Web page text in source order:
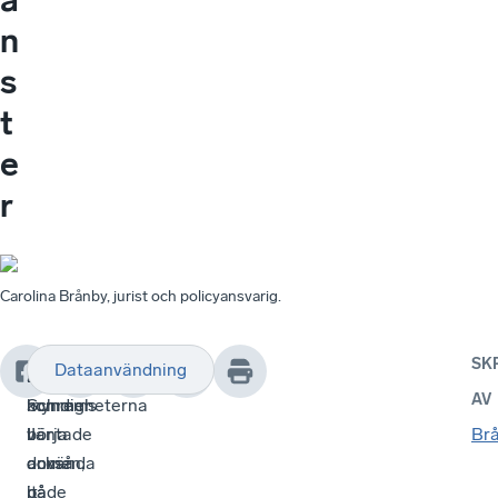
n
s
t
e
r
Carolina Brånby, jurist och policyansvarig.
Efter
Schrems
II-
domen,
it-
Skatteverket
kommer
börja
använda
både
Men
myndigheterna
väntade
också
på
Dataanvändning
AV